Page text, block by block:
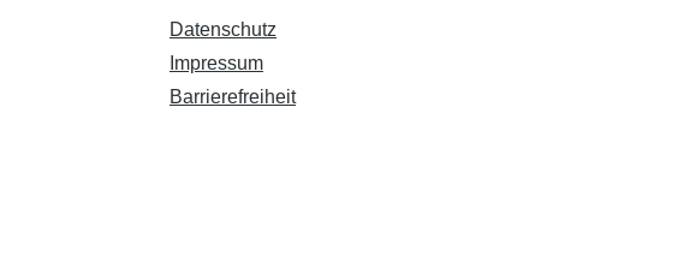
Datenschutz
Impressum
Barrierefreiheit